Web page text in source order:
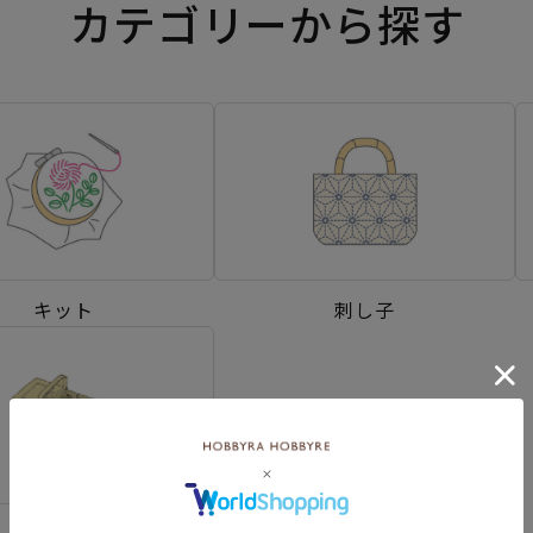
カテゴリーから探す
キット 刺し子